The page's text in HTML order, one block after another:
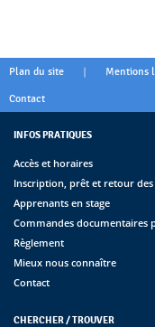
Plan du site | Mentions
Contact
INFOS PRATIQUES
Accès et horaires
Inscription, prêt et retour
Apprenants en stage
Commandes documentaires
Règlement
Mieux nous connaître
Contact
CHERCHER / TROUVER